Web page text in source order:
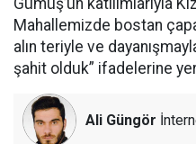
Mahallemizde bostan
alın teriyle ve
şahit olduk” ifadelerine
Ali Güngör